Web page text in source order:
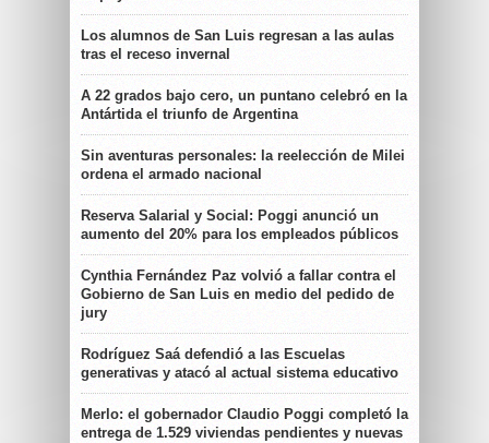
Los alumnos de San Luis regresan a las aulas
tras el receso invernal
A 22 grados bajo cero, un puntano celebró en la
Antártida el triunfo de Argentina
Sin aventuras personales: la reelección de Milei
ordena el armado nacional
Reserva Salarial y Social: Poggi anunció un
aumento del 20% para los empleados públicos
Cynthia Fernández Paz volvió a fallar contra el
Gobierno de San Luis en medio del pedido de
jury
Rodríguez Saá defendió a las Escuelas
generativas y atacó al actual sistema educativo
Merlo: el gobernador Claudio Poggi completó la
entrega de 1.529 viviendas pendientes y nuevas